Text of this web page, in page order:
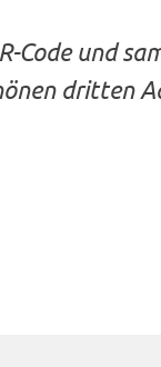
Code und
dritten